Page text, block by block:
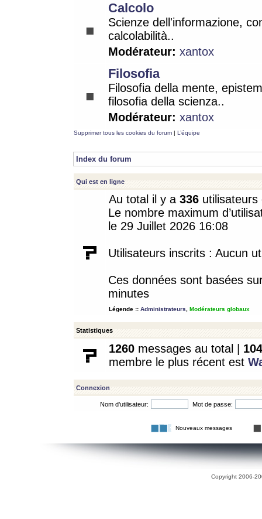
Calcolo
Scienze dell'informazione,
calcolabilità..
Modérateur: xantox
Filosofia
Filosofia della mente,
filosofia della scienza..
Modérateur: xantox
Supprimer tous les cookies du forum | L’équipe
Index du forum
Qui est en ligne
Au total il y a 336
Le nombre maximum
le 29 Juillet 2026 16:08
Utilisateurs inscrits : Aucun
Ces données sont basées
minutes
Légende :: Administrateurs Modérateurs globaux
Statistiques
1260 messages au total | 104
membre le plus récent est
Connexion
Nom d’utilisateur: Mot de passe:
Nouveaux messages
Copyright 2006-